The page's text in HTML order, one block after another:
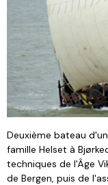
Deuxième bateau
famille Helset à
techniques de l'Âge
de Bergen, puis de